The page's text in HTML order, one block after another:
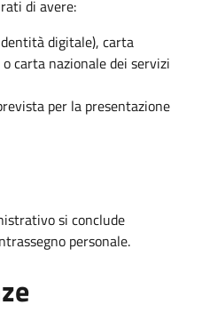
di avere:
digitale), carta
carta nazionale dei servizi
per la presentazione
si conclude
personale.